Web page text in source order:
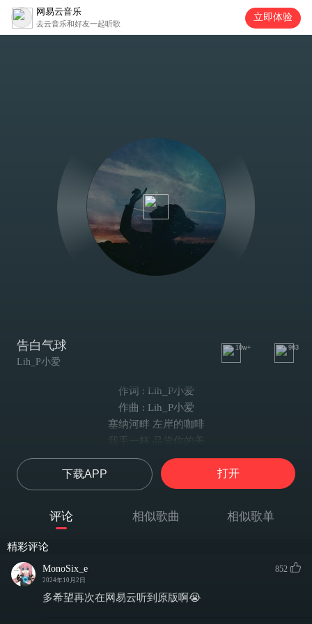
网易云音乐
去云音乐和好友一起听歌
立即体验
告白气球
Lih_P小爱
10w+ 963
作词 : Lih_P小爱
作曲 : Lih_P小爱
塞纳河畔 左岸的咖啡
我手一杯 品尝你的美
留下唇印的嘴
花店玫瑰 名字写错谁
告白气球 风吹到对街
你说你有点难追
营造浪漫的约会
下载APP 打开
评论 相似歌曲 相似歌单
精彩评论
MonoSix_e
2024年10月2日
852
多希望再次在网易云听到原版啊😭